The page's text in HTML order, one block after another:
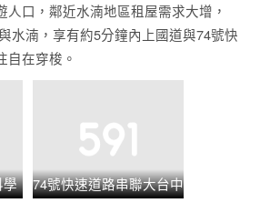
口，鄰近水湳地區租屋需求大增，
水湳，享有約5分鐘內上國道與74號快
自在穿梭。
學
74號快速道路串聯大台中